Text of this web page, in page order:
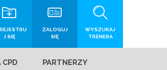
WYSZUKAJ
TRENERA
ZALOGUJ
SIĘ
J SIĘ
CPD PARTNERZY